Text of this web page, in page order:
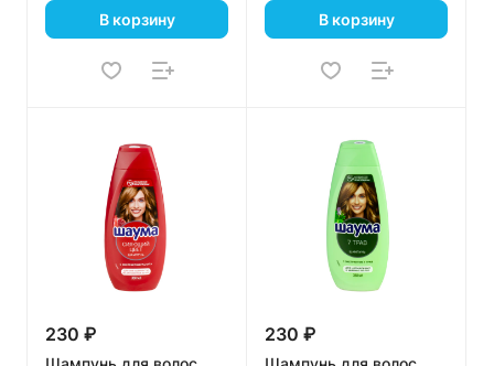
В корзину В корзину
230 ₽ 230 ₽